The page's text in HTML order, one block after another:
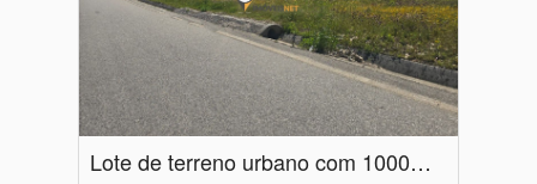
Lote de terreno urbano com 1000m2, Venda, Castelo Branco